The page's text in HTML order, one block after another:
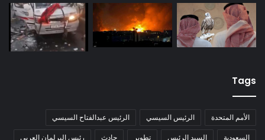
Tags
الأمم المتحدة الرئيس السيسي الرئيس عبدالفتاح السيسي
السعودية السيد الرئيس تطوير حادث رئيس البرلمان العربي